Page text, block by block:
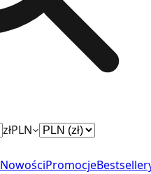
złPLN
NowościPromocje